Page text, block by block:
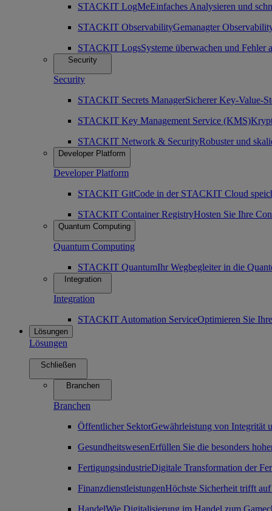
STACKIT LogMeEinfaches Analysieren und
STACKIT ObservabilityGemanagter
STACKIT LogsSysteme überwachen und Fehler
Security
Security
STACKIT Secrets ManagerSicherer Key-Value-
STACKIT Key Management Service (KMS)
STACKIT Network & SecurityRobuster und
Developer Platform
Developer Platform
STACKIT GitCode in der STACKIT Cloud
STACKIT Container RegistryHosten Sie Ihre
Quantum Computing
Quantum Computing
STACKIT QuantumIhr Wegbegleiter in die
Integration
Integration
STACKIT Automation ServiceOptimieren Sie
Lösungen
Lösungen
Schließen
Branchen
Branchen
Öffentlicher SektorGewährleistung von Integrität
GesundheitswesenErfüllen Sie die besonders
FertigungsindustrieDigitale Transformation der
FinanzdienstleistungenHöchste Sicherheit trifft
HandelWie Digitalisierung im Handel zum